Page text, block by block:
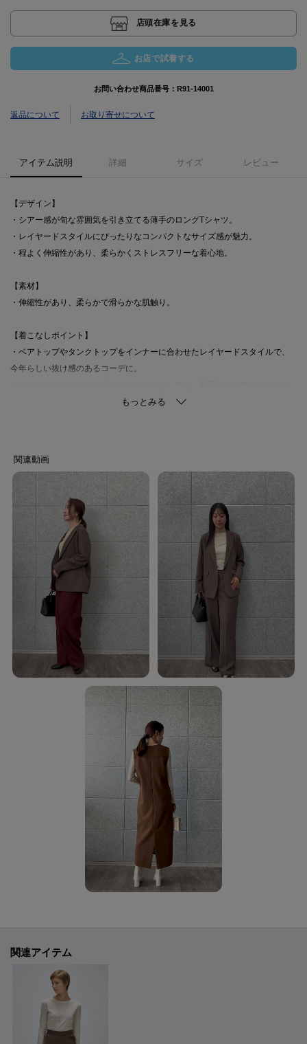
店頭在庫を見る
お店で試着する
お問い合わせ商品番号： R91-14001
返品について お取り寄せについて
アイテム説明 詳細 サイズ レビュー
【デザイン】
・シアー感が旬な雰囲気を引き立てる薄手のロングTシャツ。
・レイヤードスタイルにぴったりなコンパクトなサイズ感が魅力。
・程よく伸縮性があり、柔らかくストレスフリーな着心地。
【素材】
・伸縮性があり、柔らかで滑らかな肌触り。
【着こなしポイント】
・ベアトップやタンクトップをインナーに合わせたレイヤードスタイルで、
今年らしい抜け感のあるコーデに。
ーーーーーーーーーーーーーーーーーー
気になるアイテムはお気に入り登録がおすすめ！
お気に入り登録で、再入荷通知やお値下げ情報をお知らせ。
お得な情報をいち早くお届けいたします！
アイテムページにある、ハートマークをクリックして追加できます。
ーーーーーーーーーーーーーーーーーー
※照明の関係により、実際よりも色味が違って見える場合があります。ま
関連アイテム